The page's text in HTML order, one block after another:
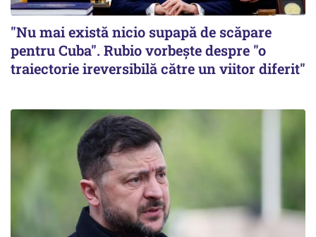
"Nu mai există nicio supapă de scăpare
pentru Cuba". Rubio vorbește despre "o
traiectorie ireversibilă către un viitor diferit"